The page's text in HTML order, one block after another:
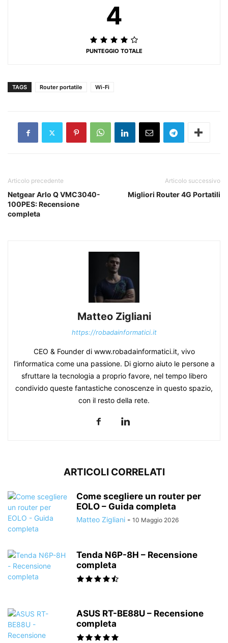
4
PUNTEGGIO TOTALE
TAGS Router portatile Wi-Fi
Articolo precedente
Netgear Arlo Q VMC3040-
100PES: Recensione
completa
Articolo successivo
Migliori Router 4G Portatili
Matteo Zigliani
https://robadainformatici.it
CEO & Founder di www.robadainformatici.it, vivo
l'informatica come una passione. Di giorno aiuto le persone a
sfruttare la tecnologia a proprio favore, nel tempo libero
condivido queste fantastiche conoscenze in questo spazio,
con il resto della rete.
ARTICOLI CORRELATI
Come scegliere un router per
EOLO – Guida completa
Matteo Zigliani - 10 Maggio 2026
Tenda N6P-8H – Recensione
completa
ASUS RT-BE88U – Recensione
completa